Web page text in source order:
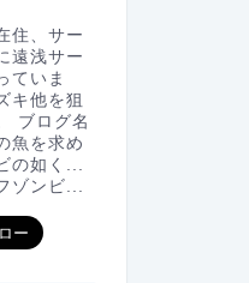
住、サー
遠浅サー
ていま
キ他を狙
ブログ名
魚を求め
の如く...
ゾンビ...